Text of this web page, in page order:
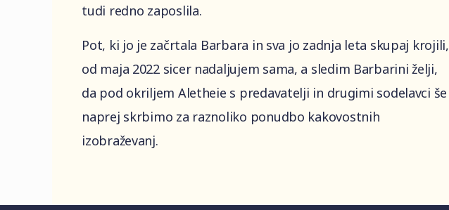
tudi redno zaposlila.
Pot, ki jo je začrtala Barbara in sva jo zadnja leta skupaj krojili,
od maja 2022 sicer nadaljujem sama, a sledim Barbarini želji,
da pod okriljem Aletheie s predavatelji in drugimi sodelavci še
naprej skrbimo za raznoliko ponudbo kakovostnih
izobraževanj.